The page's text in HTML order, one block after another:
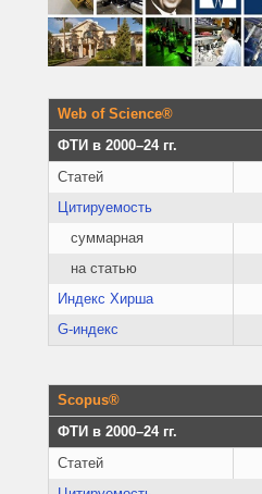
Web of Science®
ФТИ в 2000–24 гг.
Статей
Цитируемость
суммарная
на статью
Индекс Хирша
G-индекс
Scopus®
ФТИ в 2000–24 гг.
Статей